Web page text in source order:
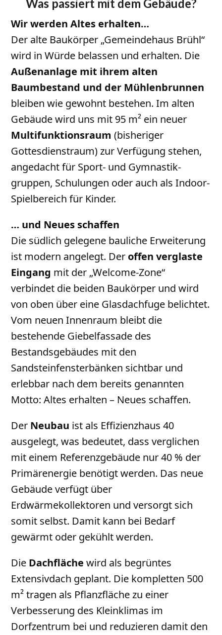
Was passiert mit dem Gebäude?
Wir werden Altes erhalten…
Der alte Baukörper „Gemeindehaus Brühl“
wird in Würde belassen und erhalten. Die
Außenanlage mit ihrem alten
Baumbestand und der Mühlenbrunnen
bleiben wie gewohnt bestehen. Im alten
Gebäude wird uns mit 95 m² ein neuer
Multifunktionsraum (bisheriger
Gottesdienstraum) zur Verfügung stehen,
angedacht für Sport- und Gymnastik-
gruppen, Schulungen oder auch als Indoor-
Spielbereich für Kinder.
… und Neues schaffen
Die südlich gelegene bauliche Erweiterung
ist modern angelegt. Der offen verglaste
Eingang mit der „Welcome-Zone“
verbindet die beiden Baukörper und wird
von oben über eine Glasdachfuge belichtet.
Vom neuen Innenraum bleibt die
bestehende Giebelfassade des
Bestandsgebäudes mit den
Sandsteinfensterbänken sichtbar und
erlebbar nach dem bereits genannten
Motto: Altes erhalten – Neues schaffen.
Der Neubau ist als Effizienzhaus 40
ausgelegt, was bedeutet, dass verglichen
mit einem Referenzgebäude nur 40 % der
Primärenergie benötigt werden. Das neue
Gebäude verfügt über
Erdwärmekollektoren und versorgt sich
somit selbst. Damit kann bei Bedarf
gewärmt oder gekühlt werden.
Die Dachfläche wird als begrüntes
Extensivdach geplant. Die kompletten 500
m² tragen als Pflanzfläche zu einer
Verbesserung des Kleinklimas im
Dorfzentrum bei und reduzieren damit den